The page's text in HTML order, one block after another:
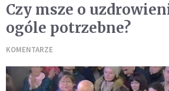
Czy msze o
ogóle potrzebne?
KOMENTARZE